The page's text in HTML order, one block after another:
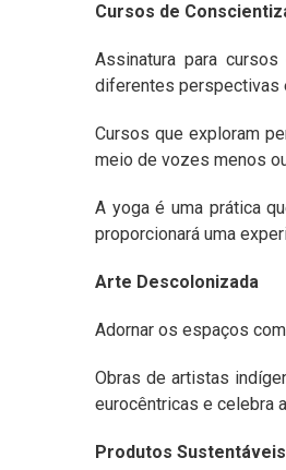
Cursos de
Assinatura para
diferentes perspectivas
Cursos que exploram
meio de vozes menos
A yoga é uma prática
proporcionará uma
Arte Descolonizada
Adornar os espaços
Obras de artistas
eurocêntricas e celebra
Produtos